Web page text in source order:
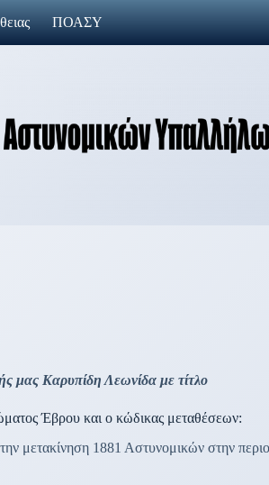
ΠΟΑΣΥ
μας Καρυπίδη Λεωνίδα με τίτλο
Έβρου και ο κώδικας μεταθέσεων:
μετακίνηση 1881 Αστυνομικών στην